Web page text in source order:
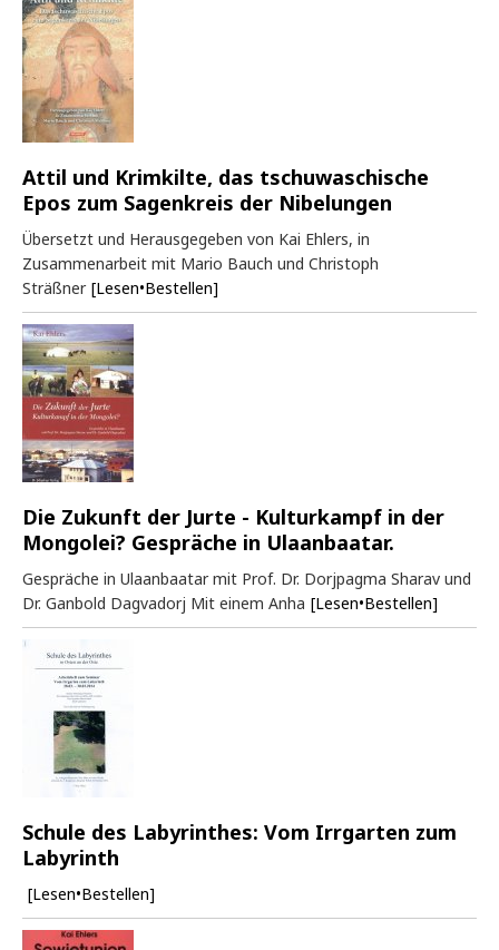
Attil und Krimkilte, das tschuwaschische
Epos zum Sagenkreis der Nibelungen
Übersetzt und Herausgegeben von Kai Ehlers, in
Zusammenarbeit mit Mario Bauch und Christoph
Sträßner [Lesen•Bestellen]
Die Zukunft der Jurte - Kulturkampf in der
Mongolei? Gespräche in Ulaanbaatar.
Gespräche in Ulaanbaatar mit Prof. Dr. Dorjpagma Sharav und
Dr. Ganbold Dagvadorj Mit einem Anha [Lesen•Bestellen]
Schule des Labyrinthes: Vom Irrgarten zum
Labyrinth
[Lesen•Bestellen]